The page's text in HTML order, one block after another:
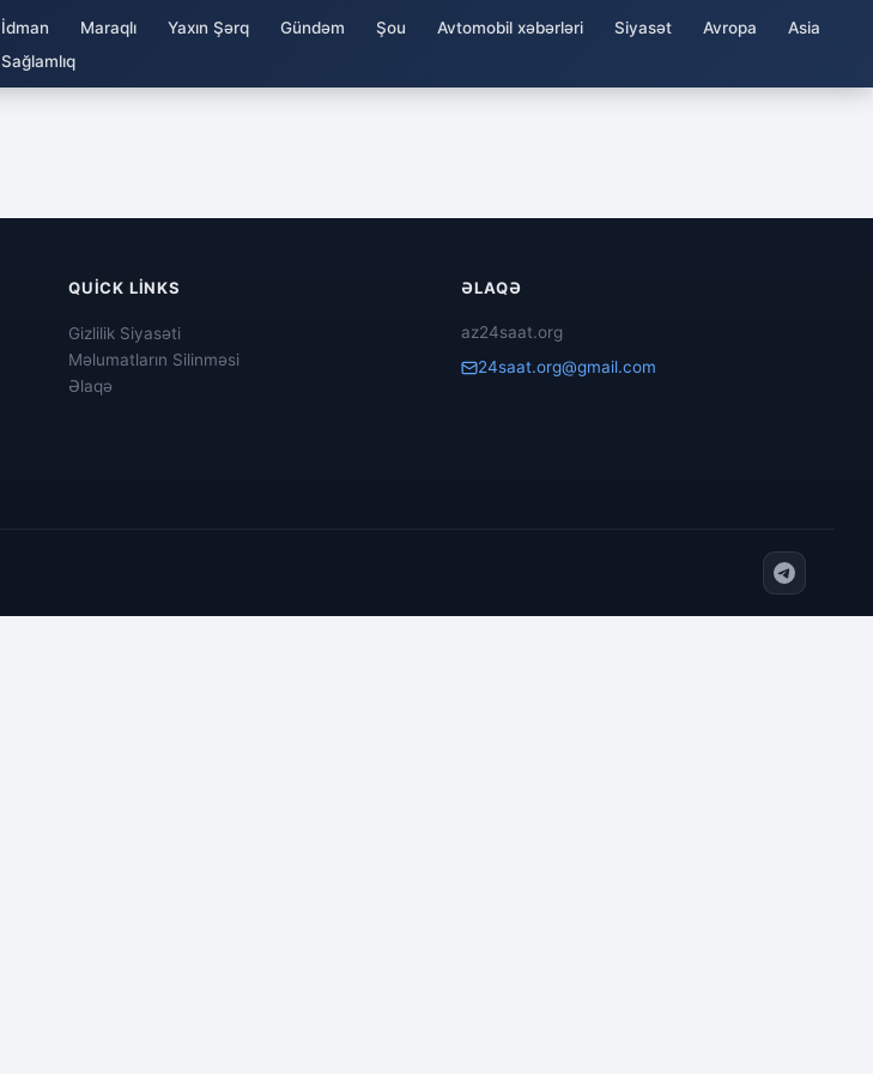
İdman Maraqlı Yaxın Şərq Gündəm Şou Avtomobil xəbərləri Siyasət Avropa
Asia
Sağlamlıq
QUICK LINKS
Gizlilik Siyasəti
Məlumatların Silinməsi
Əlaqə
ƏLAQƏ
az24saat.org
24saat.org@gmail.com